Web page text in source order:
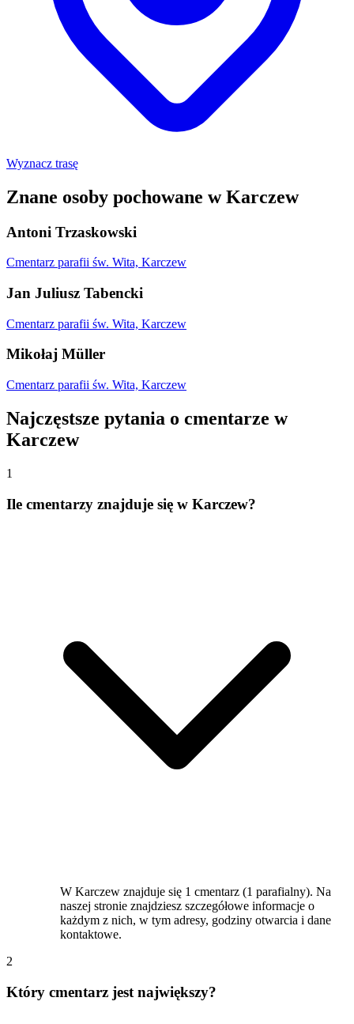
Wyznacz trasę
Znane osoby pochowane w Karczew
Antoni Trzaskowski
Cmentarz parafii św. Wita, Karczew
Jan Juliusz Tabencki
Cmentarz parafii św. Wita, Karczew
Mikołaj Müller
Cmentarz parafii św. Wita, Karczew
Najczęstsze pytania o cmentarze w
Karczew
1
Ile cmentarzy znajduje się w Karczew?
W Karczew znajduje się 1 cmentarz (1 parafialny). Na
naszej stronie znajdziesz szczegółowe informacje o
każdym z nich, w tym adresy, godziny otwarcia i dane
kontaktowe.
2
Który cmentarz jest największy?